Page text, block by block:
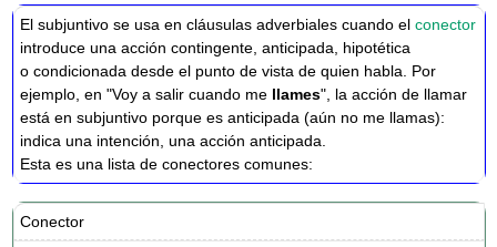
El subjuntivo se usa en cláusulas adverbiales cuando elconector
introduce una acción contingente, anticipada, hipotética
o condicionada desde el punto de vista de quien habla. Por
ejemplo, en "Voy a salir cuando me llames", la acción de llamar
está en subjuntivo porque es anticipada (aún no me llamas):
indica una intención, una acción anticipada.
Esta es una lista de conectores comunes:
Conector